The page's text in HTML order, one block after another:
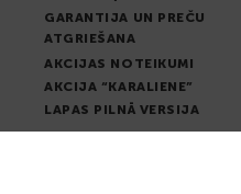
GARANTIJA UN PREČU
ATGRIEŠANA
AKCIJAS NOTEIKUMI
AKCIJA “KARALIENE”
LAPAS PILNĀ VERSIJA